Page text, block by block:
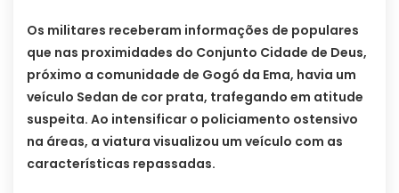
Os militares receberam informações de populares
que nas proximidades do Conjunto Cidade de Deus,
próximo a comunidade de Gogó da Ema, havia um
veículo Sedan de cor prata, trafegando em atitude
suspeita. Ao intensificar o policiamento ostensivo
na áreas, a viatura visualizou um veículo com as
características repassadas.